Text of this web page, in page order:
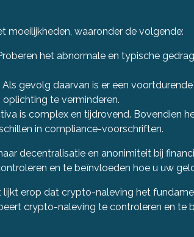
moeilijkheden, waaronder de volgende:
het abnormale en typische
gevolg daarvan is er een
te verminderen.
is complex en tijdrovend. Bovendien
in compliance-voorschriften.
decentralisatie en anonimiteit bij
en te beïnvloeden hoe u uw
erop dat crypto-naleving het
crypto-naleving te controleren en te